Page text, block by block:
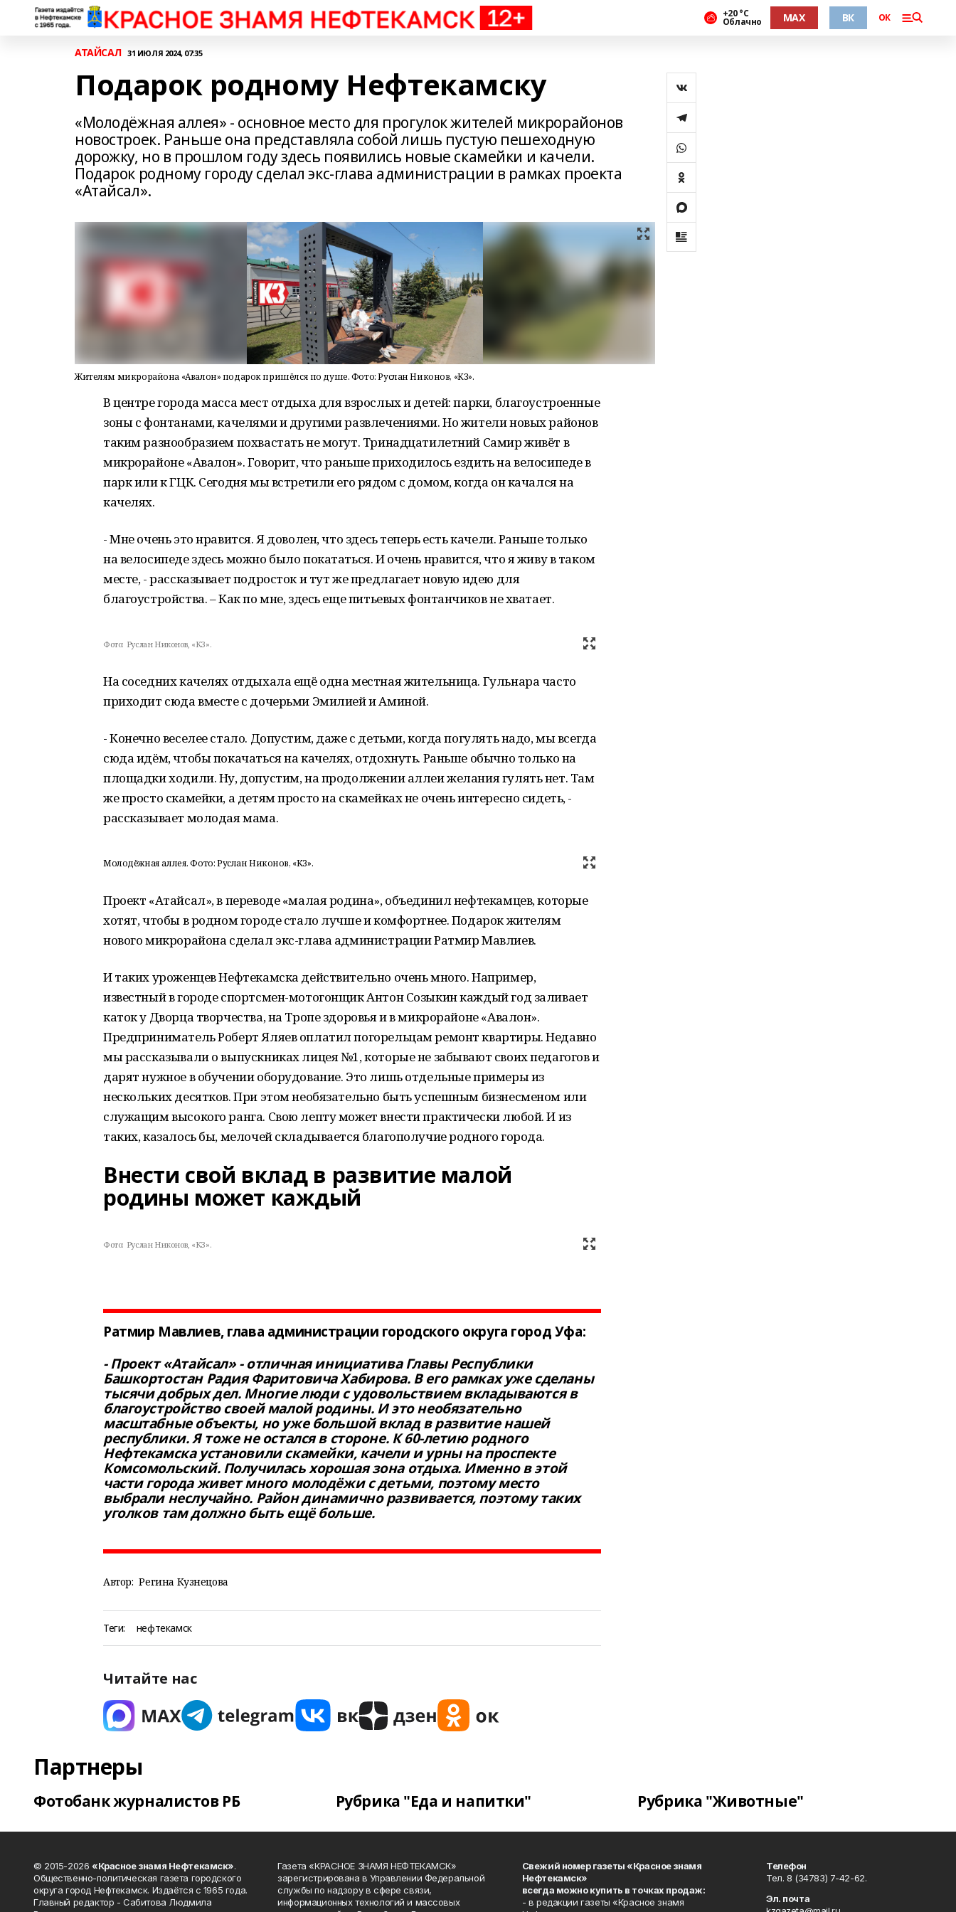
+20 °С
Облачно MAX ВК ОК
АТАЙСАЛ 31 ИЮЛЯ 2024, 07:35
Подарок родному Нефтекамску
«Молодёжная аллея» - основное место для прогулок жителей микрорайонов
новостроек. Раньше она представляла собой лишь пустую пешеходную
дорожку, но в прошлом году здесь появились новые скамейки и качели.
Подарок родному городу сделал экс-глава администрации в рамках проекта
«Атайсал».
Жителям микрорайона «Авалон» подарок пришёлся по душе. Фото: Руслан Никонов, «КЗ».
В центре города масса мест отдыха для взрослых и детей: парки, благоустроенные
зоны с фонтанами, качелями и другими развлечениями. Но жители новых районов
таким разнообразием похвастать не могут. Тринадцатилетний Самир живёт в
микрорайоне «Авалон». Говорит, что раньше приходилось ездить на велосипеде в
парк или к ГЦК. Сегодня мы встретили его рядом с домом, когда он качался на
качелях.
- Мне очень это нравится. Я доволен, что здесь теперь есть качели. Раньше только
на велосипеде здесь можно было покататься. И очень нравится, что я живу в таком
месте, - рассказывает подросток и тут же предлагает новую идею для
благоустройства. – Как по мне, здесь еще питьевых фонтанчиков не хватает.
Фото: Руслан Никонов, «КЗ».
На соседних качелях отдыхала ещё одна местная жительница. Гульнара часто
приходит сюда вместе с дочерьми Эмилией и Аминой.
- Конечно веселее стало. Допустим, даже с детьми, когда погулять надо, мы всегда
сюда идём, чтобы покачаться на качелях, отдохнуть. Раньше обычно только на
площадки ходили. Ну, допустим, на продолжении аллеи желания гулять нет. Там
же просто скамейки, а детям просто на скамейках не очень интересно сидеть, -
рассказывает молодая мама.
Молодёжная аллея. Фото: Руслан Никонов, «КЗ».
Проект «Атайсал», в переводе «малая родина», объединил нефтекамцев, которые
хотят, чтобы в родном городе стало лучше и комфортнее. Подарок жителям
нового микрорайона сделал экс-глава администрации Ратмир Мавлиев.
И таких уроженцев Нефтекамска действительно очень много. Например,
известный в городе спортсмен-мотогонщик Антон Созыкин каждый год заливает
каток у Дворца творчества, на Тропе здоровья и в микрорайоне «Авалон».
Предприниматель Роберт Яляев оплатил погорельцам ремонт квартиры. Недавно
мы рассказывали о выпускниках лицея №1, которые не забывают своих педагогов и
дарят нужное в обучении оборудование. Это лишь отдельные примеры из
нескольких десятков. При этом необязательно быть успешным бизнесменом или
служащим высокого ранга. Свою лепту может внести практически любой. И из
таких, казалось бы, мелочей складывается благополучие родного города.
Внести свой вклад в развитие малой
родины может каждый
Фото: Руслан Никонов, «КЗ».
Ратмир Мавлиев, глава администрации городского округа город Уфа:
- Проект «Атайсал» - отличная инициатива Главы Республики
Башкортостан Радия Фаритовича Хабирова. В его рамках уже сделаны
тысячи добрых дел. Многие люди с удовольствием вкладываются в
благоустройство своей малой родины. И это необязательно
масштабные объекты, но уже большой вклад в развитие нашей
республики. Я тоже не остался в стороне. К 60-летию родного
Нефтекамска установили скамейки, качели и урны на проспекте
Комсомольский. Получилась хорошая зона отдыха. Именно в этой
части города живет много молодёжи с детьми, поэтому место
выбрали неслучайно. Район динамично развивается, поэтому таких
уголков там должно быть ещё больше.
Автор: Регина Кузнецова
Теги: нефтекамск
Читайте нас
Партнеры
Фотобанк журналистов РБ Рубрика "Еда и напитки" Рубрика "Животные"
© 2015-2026 «Красное знамя Нефтекамск».
Общественно-политическая газета городского
округа город Нефтекамск. Издаётся с 1965 года.
Главный редактор - Сабитова Людмила
Газета «КРАСНОЕ ЗНАМЯ НЕФТЕКАМСК»
зарегистрирована в Управлении Федеральной
службы по надзору в сфере связи,
информационных технологий и массовых
Свежий номер газеты «Красное знамя
Нефтекамск»
всегда можно купить в точках продаж:
- в редакции газеты «Красное знамя
Телефон
Тел. 8 (34783) 7-42-62.
Эл. почта